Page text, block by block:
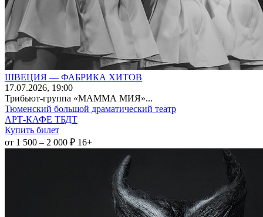
ШВЕЦИЯ — ФАБРИКА ХИТОВ
17.07.2026, 19:00
Трибьют-группа «МАММА МИЯ»...
Тюменский большой драматический театр
АРТ-КАФЕ ТБДТ
Купить билет
от 1 500 – 2 000 ₽ 16+